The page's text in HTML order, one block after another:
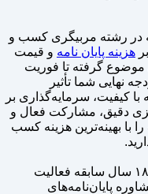
در رشته مربیگری کسب و
هزینه پایان نامه و قیمت
گرفته تا فوریت
نهایی شما تأثیر
با کیفیت، سرمایه‌گذاری بر
دقیق، مشارکت فعال و
را با بهینه‌ترین هزینه کسب
موسسه انجام پایان‌نامه (دوتز) با بیش از ۱۸ سال سابقه فعالیت
پایان‌نامه‌های